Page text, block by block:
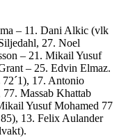
– 11. Dani Alkic (vlk
27. Noel
– 21. Mikail Yusuf
– 25. Edvin Elmaz.
17. Antonio
Massab Khattab
Yusuf Mohamed 77
13. Felix Aulander